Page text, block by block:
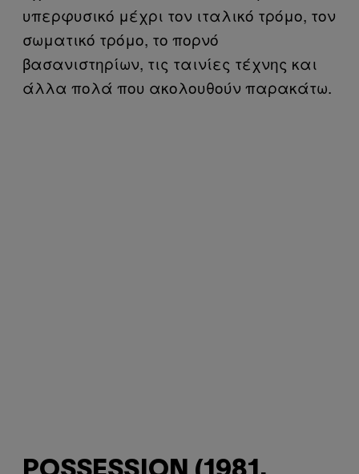
υπερφυσικό μέχρι τον ιταλικό τρόμο, τον
σωματικό τρόμο, το πορνό
βασανιστηρίων, τις ταινίες τέχνης και
άλλα πολά που ακολουθούν παρακάτω.